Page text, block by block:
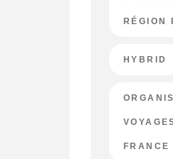
RÉGION
HYBRID